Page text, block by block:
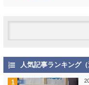
人気記事ランキング（